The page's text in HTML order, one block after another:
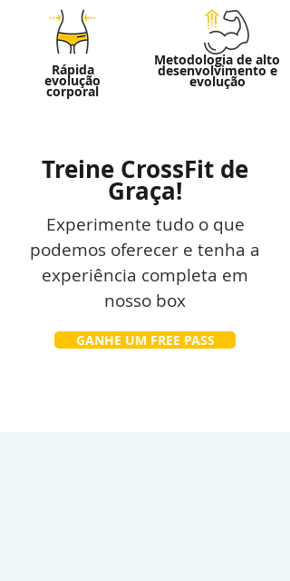
Treine CrossFit de
Graça!
Experimente tudo o que
podemos oferecer e tenha a
experiência completa em
nosso box
GANHE UM FREE PASS
Metodologia de alto
desenvolvimento e
evolução
Rápida
evolução
corporal